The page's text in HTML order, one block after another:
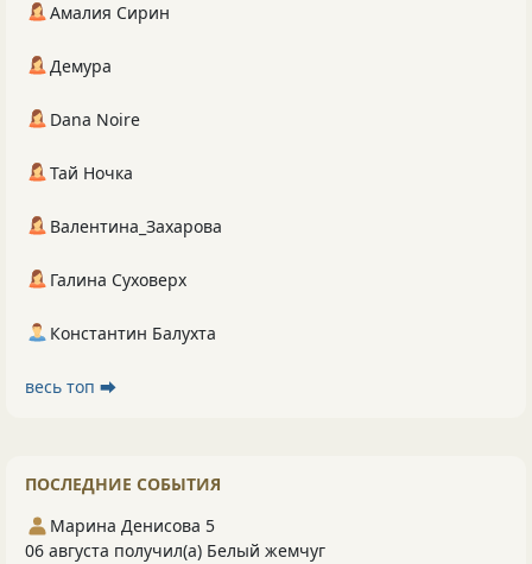
Амалия Сирин
Демура
Dana Noire
Тай Ночка
Валентина_Захарова
Галина Суховерх
Константин Балухта
весь топ ⮕
ПОСЛЕДНИЕ СОБЫТИЯ
Марина Денисова 5
06 августа получил(а) Белый жемчуг